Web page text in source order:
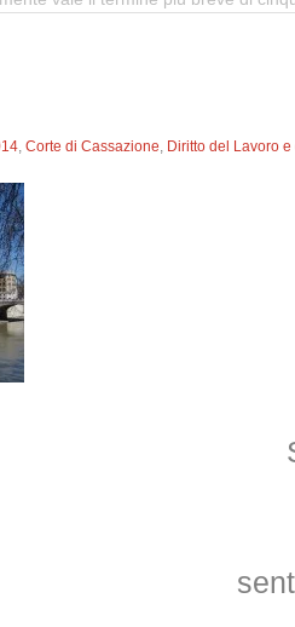
,Corte di Cassazione, Diritto del Lavoro